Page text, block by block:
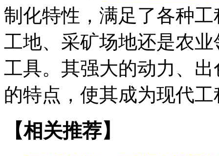
制化特性，满足了各种
工地、采矿场地还是农
工具。其强大的动力、
的特点，使其成为现代
【相关推荐】